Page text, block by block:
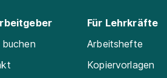
Für Lehrkräfte
Arbeitshefte
Kopiervorlagen